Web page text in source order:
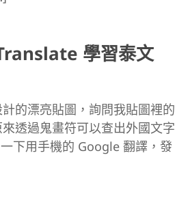
學習泰文
的漂亮貼圖，詢問我貼圖裡的
透過鬼畫符可以查出外國文字
下用手機的 Google 翻譯，發